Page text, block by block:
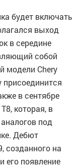
будет включать
выход
в середине
собой
модели Chery
присоединится
в сентябре
которая, в
под
Дебют
созданного на
его появление